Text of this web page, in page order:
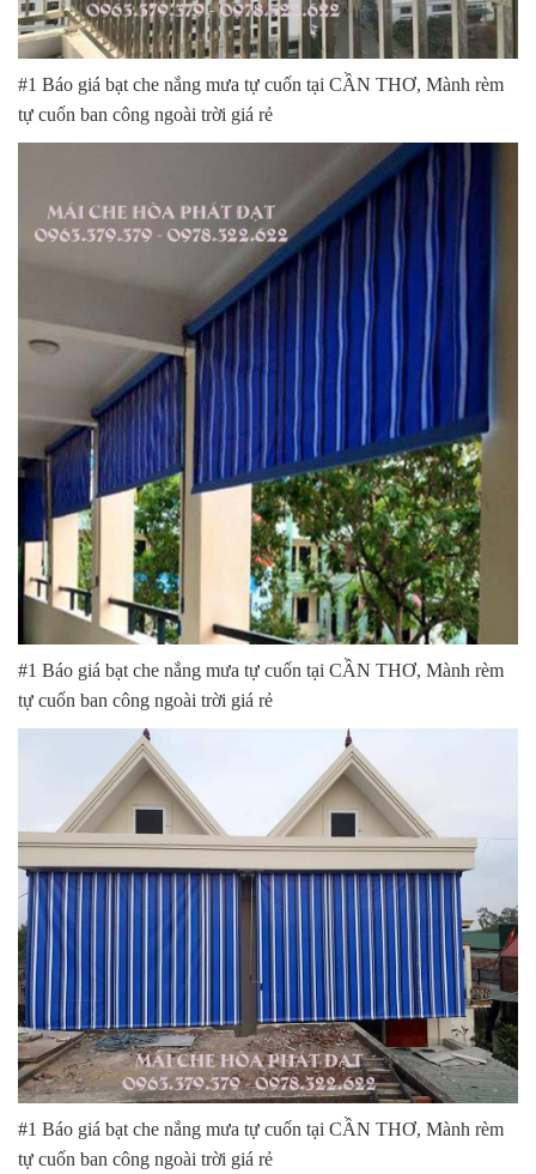
#1 Báo giá bạt che nắng mưa tự cuốn tại CẦN THƠ, Mành rèm
tự cuốn ban công ngoài trời giá rẻ
#1 Báo giá bạt che nắng mưa tự cuốn tại CẦN THƠ, Mành rèm
tự cuốn ban công ngoài trời giá rẻ
#1 Báo giá bạt che nắng mưa tự cuốn tại CẦN THƠ, Mành rèm
tự cuốn ban công ngoài trời giá rẻ